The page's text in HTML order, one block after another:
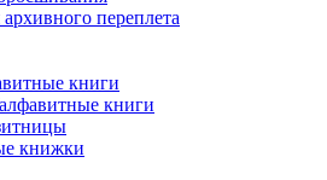
переплета
книги
книги
книжки